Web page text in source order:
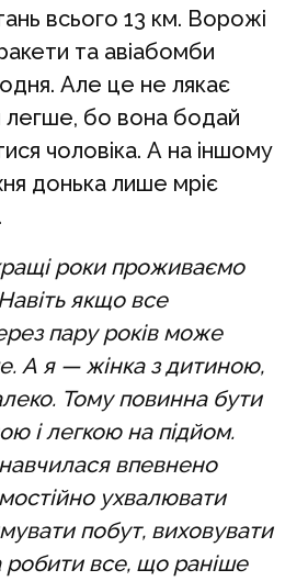
всього 13 км. Ворожі
та авіабомби
Але це не лякає
легше, бо вона бодай
чоловіка. А на іншому
донька лише мріє
роки проживаємо
якщо все
пару років може
А я — жінка з дитиною,
Тому повинна бути
і легкою на підйом.
впевнено
ухвалювати
побут, виховувати
робити все, що раніше